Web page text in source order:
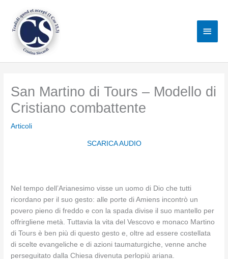
contenuto
San Martino di Tours – Modello di
Cristiano combattente
Articoli
SCARICA AUDIO
Nel tempo dell’Arianesimo visse un uomo di Dio che tutti
ricordano per il suo gesto: alle porte di Amiens incontrò un
povero pieno di freddo e con la spada divise il suo mantello per
offrirgliene metà. Tuttavia la vita del Vescovo e monaco Martino
di Tours è ben più di questo gesto e, oltre ad essere costellata
di scelte evangeliche e di azioni taumaturgiche, venne anche
perseguitato dalla Chiesa divenuta perlopiù ariana.